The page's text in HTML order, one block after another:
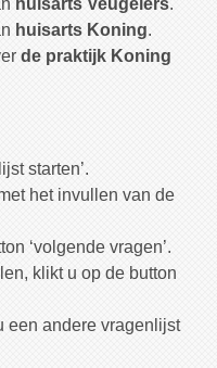
huisarts Veugelers.
huisarts Koning.
de praktijk Koning
starten’.
het invullen van de
‘volgende vragen’.
klikt u op de button
een andere vragenlijst